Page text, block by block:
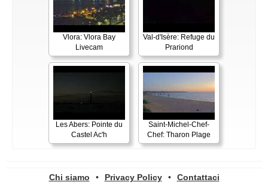
Vlora: Vlora Bay
Livecam
Val-d'Isère: Refuge du
Prariond
Les Abers: Pointe du
Castel Ac'h
Saint-Michel-Chef-
Chef: Tharon Plage
Chi siamo • Privacy Policy • Contattaci